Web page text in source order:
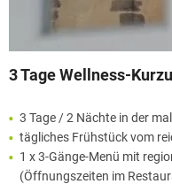
3 Tage Wellness-
3 Tage / 2 Nächte in der
tägliches Frühstück vom
1 x 3-Gänge-Menü mit
(Öffnungszeiten im